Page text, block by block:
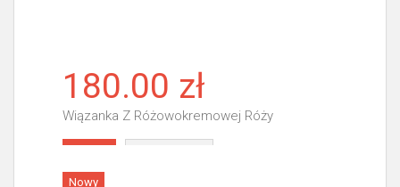
180.00 zł
Wiązanka Z Różowokremowej Róży
Nowy